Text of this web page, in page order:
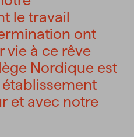
le travail
ont
vie à ce rêve
Nordique est
et avec notre